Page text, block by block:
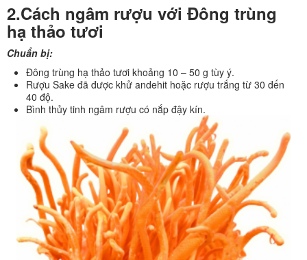
2.Cách ngâm rượu với Đông trùng
hạ thảo tươi
Chuẩn bị:
Đông trùng hạ thảo tươi khoảng 10 – 50 g tùy ý.
Rượu Sake đã được khử andehit hoặc rượu trắng từ 30 đến
40 độ.
Bình thủy tinh ngâm rượu có nắp đậy kín.